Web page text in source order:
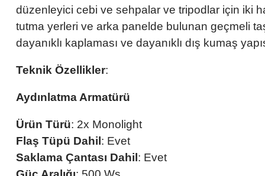
düzenleyici cebi ve sehpalar ve tripodlar için iki
tutma yerleri ve arka panelde bulunan geçmeli
dayanıklı kaplaması ve dayanıklı dış kumaş
Teknik Özellikler:
Aydınlatma Armatürü
Ürün Türü: 2x Monolight
Flaş Tüpü Dahil : Evet
Saklama Çantası Dahil : Evet